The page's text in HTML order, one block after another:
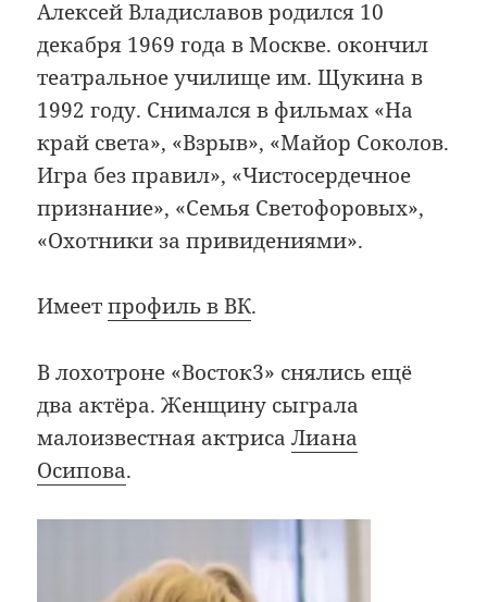
Алексей Владиславов родился 10
декабря 1969 года в Москве. окончил
театральное училище им. Щукина в
1992 году. Снимался в фильмах «На
край света», «Взрыв», «Майор Соколов.
Игра без правил», «Чистосердечное
признание», «Семья Светофоровых»,
«Охотники за привидениями».
Имеетпрофиль в ВК.
В лохотроне «Восток3» снялись ещё
два актёра. Женщину сыграла
малоизвестная актрисаЛиана
Осипова.